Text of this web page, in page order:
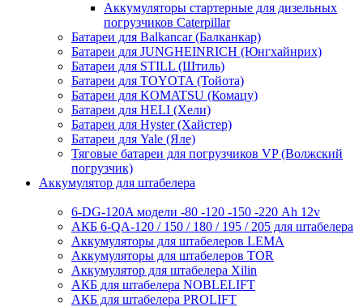
Аккумуляторы стартерные для дизельных
погрузчиков Caterpillar
Батареи для Balkancar (Балканкар)
Батареи для JUNGHEINRICH (Юнгхайнрих)
Батареи для STILL (Штиль)
Батареи для TOYOTA (Тойота)
Батареи для KOMATSU (Комацу)
Батареи для HELI (Хели)
Батареи для Hyster (Хайстер)
Батареи для Yale (Яле)
Тяговые батареи для погрузчиков VP (Волжский
погрузчик)
Аккумулятор для штабелера
6-DG-120A модели -80 -120 -150 -220 Ah 12v
АКБ 6-QA-120 / 150 / 180 / 195 / 205 для штабелера
Аккумуляторы для штабелеров LEMA
Аккумуляторы для штабелеров TOR
Аккумулятор для штабелера Xilin
АКБ для штабелера NOBLELIFT
АКБ для штабелера PROLIFT